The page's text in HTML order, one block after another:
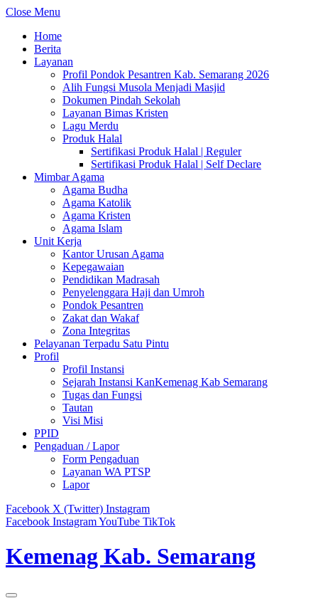
Close Menu
Home
Berita
Layanan
Profil Pondok Pesantren Kab. Semarang 2026
Alih Fungsi Musola Menjadi Masjid
Dokumen Pindah Sekolah
Layanan Bimas Kristen
Lagu Merdu
Produk Halal
Sertifikasi Produk Halal | Reguler
Sertifikasi Produk Halal | Self Declare
Mimbar Agama
Agama Budha
Agama Katolik
Agama Kristen
Agama Islam
Unit Kerja
Kantor Urusan Agama
Kepegawaian
Pendidikan Madrasah
Penyelenggara Haji dan Umroh
Pondok Pesantren
Zakat dan Wakaf
Zona Integritas
Pelayanan Terpadu Satu Pintu
Profil
Profil Instansi
Sejarah Instansi KanKemenag Kab Semarang
Tugas dan Fungsi
Tautan
Visi Misi
PPID
Pengaduan / Lapor
Form Pengaduan
Layanan WA PTSP
Lapor
Facebook X (Twitter) Instagram
Facebook InstagramYouTube TikTok
Kemenag Kab. Semarang